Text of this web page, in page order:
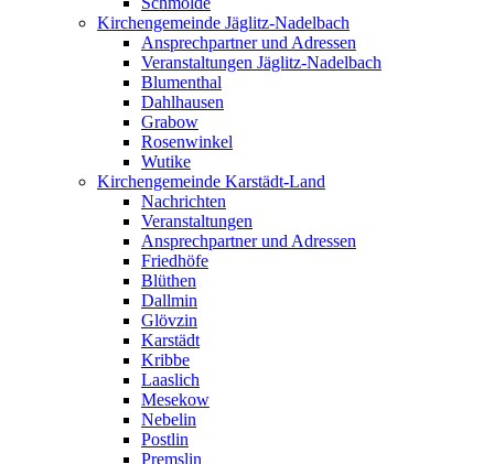
Kirchengemeinde Jäglitz-Nadelbach
Ansprechpartner und Adressen
Veranstaltungen Jäglitz-Nadelbach
Blumenthal
Dahlhausen
Grabow
Rosenwinkel
Wutike
Kirchengemeinde Karstädt-Land
Nachrichten
Veranstaltungen
Ansprechpartner und Adressen
Friedhöfe
Blüthen
Dallmin
Glövzin
Karstädt
Kribbe
Laaslich
Mesekow
Nebelin
Postlin
Premslin